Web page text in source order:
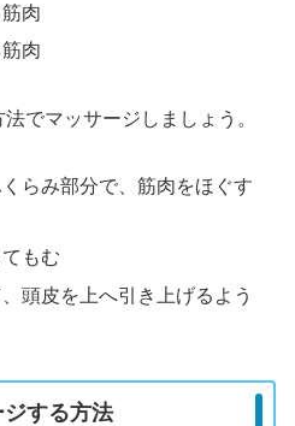
肉
肉
でマッサージしましょう。
らみ部分で、筋肉をほぐす
もむ
頭皮を上へ引き上げるよう
する方法